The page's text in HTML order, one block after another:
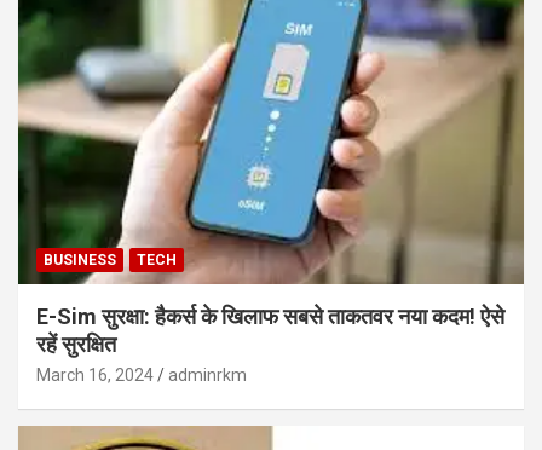
BUSINESS TECH
E-Sim सुरक्षा: हैकर्स के खिलाफ सबसे ताकतवर नया कदम! ऐसे
रहें सुरक्षित
March 16, 2024 adminrkm